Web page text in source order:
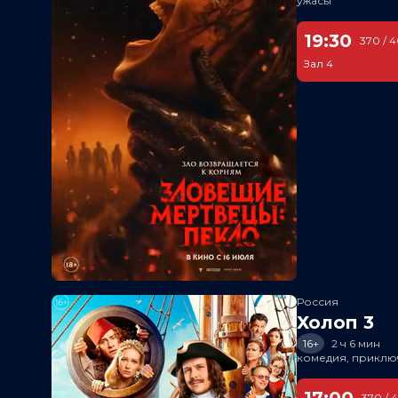
19:30
Зал 4
370 /
Россия
Холоп 3
16+
2 ч 6 мин
комедия,